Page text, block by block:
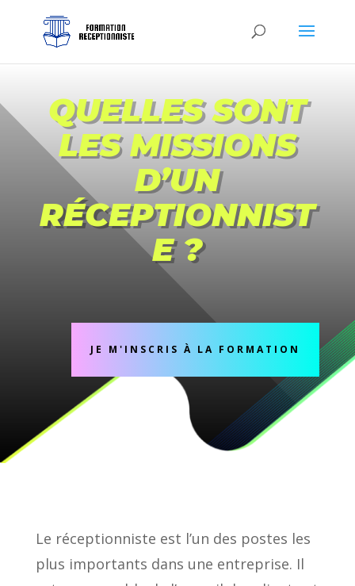
QUELLES SONT
LES MISSIONS
D’UN
RÉCEPTIONNIST
E ?
JE M'INSCRIS À LA FORMATION
Le réceptionniste est l’un des postes les
plus importants dans une entreprise. Il